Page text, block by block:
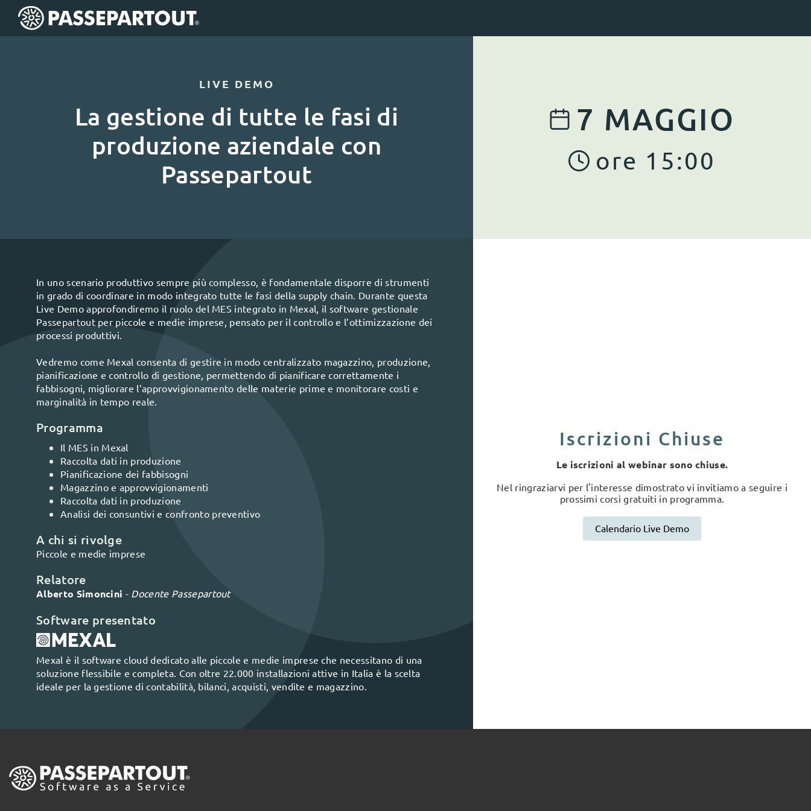
LIVE DEMO
La gestione di tutte le fasi di
produzione aziendale con
Passepartout
7 MAGGIO
ore 15:00
In uno scenario produttivo sempre più complesso, è fondamentale disporre di strumenti
in grado di coordinare in modo integrato tutte le fasi della supply chain. Durante questa
Live Demo approfondiremo il ruolo del MES integrato in Mexal, il software gestionale
Passepartout per piccole e medie imprese, pensato per il controllo e l’ottimizzazione dei
processi produttivi.
Vedremo come Mexal consenta di gestire in modo centralizzato magazzino, produzione,
pianificazione e controllo di gestione, permettendo di pianificare correttamente i
fabbisogni, migliorare l’approvvigionamento delle materie prime e monitorare costi e
marginalità in tempo reale.
Programma
Il MES in Mexal
Raccolta dati in produzione
Pianificazione dei fabbisogni
Magazzino e approvvigionamenti
Raccolta dati in produzione
Analisi dei consuntivi e confronto preventivo
A chi si rivolge
Piccole e medie imprese
Relatore
Alberto Simoncini - Docente Passepartout
Software presentato
Mexal è il software cloud dedicato alle piccole e medie imprese che necessitano di una
soluzione flessibile e completa. Con oltre 22.000 installazioni attive in Italia è la scelta
ideale per la gestione di contabilità, bilanci, acquisti, vendite e magazzino.
Iscrizioni Chiuse
Le iscrizioni al webinar sono chiuse.
Nel ringraziarvi per l'interesse dimostrato vi invitiamo a seguire i
prossimi corsi gratuiti in programma.
Calendario Live Demo